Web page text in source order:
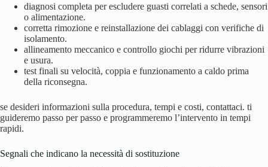
diagnosi completa per escludere guasti correlati a schede, sensori
o alimentazione.
corretta rimozione e reinstallazione dei cablaggi con verifiche di
isolamento.
allineamento meccanico e controllo giochi per ridurre vibrazioni
e usura.
test finali su velocità, coppia e funzionamento a caldo prima
della riconsegna.
se desideri informazioni sulla procedura, tempi e costi, contattaci. ti
guideremo passo per passo e programmeremo l’intervento in tempi
rapidi.
Segnali che indicano la necessità di sostituzione